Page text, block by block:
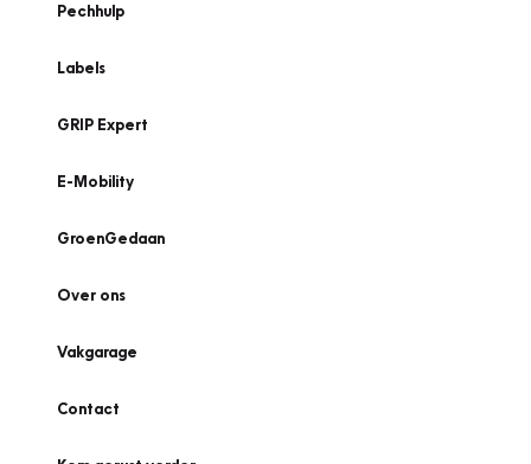
Pechhulp
Labels
GRIP Expert
E-Mobility
GroenGedaan
Over ons
Vakgarage
Contact